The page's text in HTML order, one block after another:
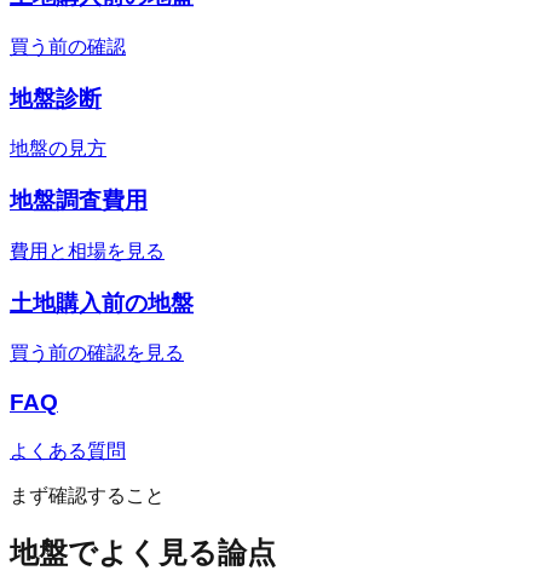
買う前の確認
地盤診断
地盤の見方
地盤調査費用
費用と相場を見る
土地購入前の地盤
買う前の確認を見る
FAQ
よくある質問
まず確認すること
地盤でよく見る論点